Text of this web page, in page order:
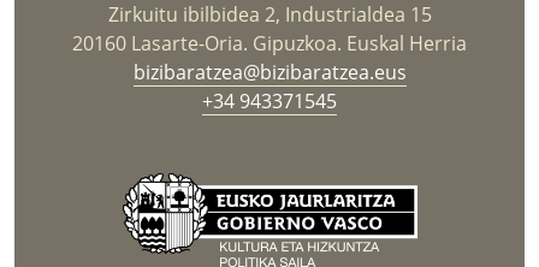
Zirkuitu ibilbidea 2, Industrialdea 15
20160 Lasarte-Oria. Gipuzkoa. Euskal Herria
bizibaratzea@bizibaratzea.eus
+34 943371545